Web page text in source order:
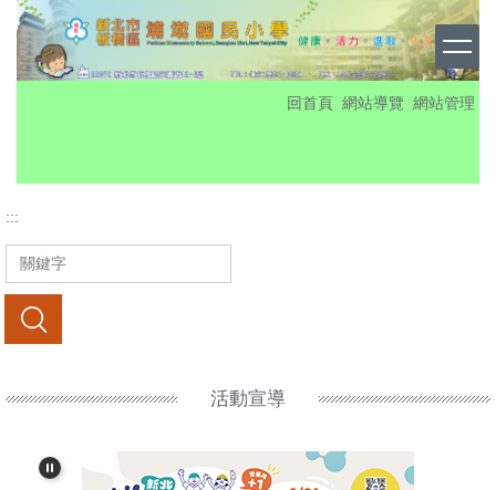
跳
到
主
要
:::
回首頁 網站導覽 網站管理
:::
搜尋
活動宣導